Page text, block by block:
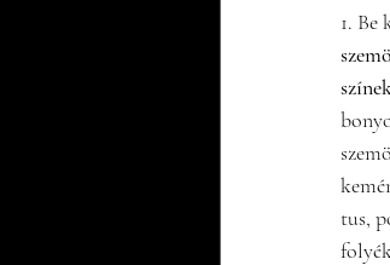
1. Be
tus,